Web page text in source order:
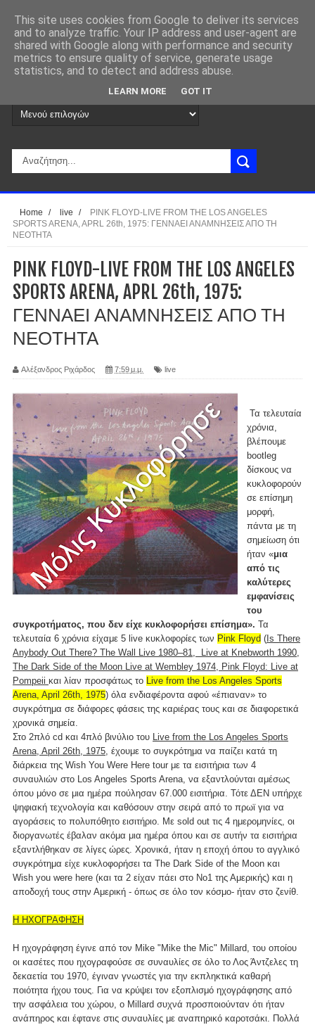
Home / live /
PINK FLOYD-LIVE FROM THE LOS ANGELES
SPORTS ARENA, APRL 26th, 1975: ΓΕΝΝΑΕΙ ΑΝΑΜΝΗΣΕΙΣ ΑΠΟ ΤΗ
ΝΕΟΤΗΤΑ
PINK FLOYD-LIVE FROM THE LOS ANGELES
SPORTS ARENA, APRL 26th, 1975:
ΓΕΝΝΑΕΙ ΑΝΑΜΝΗΣΕΙΣ ΑΠΟ ΤΗ
ΝΕΟΤΗΤΑ
Αλέξανδρος Ριχάρδος 7:59 μ.μ. live
Τα τελευταία
χρόνια,
βλέπουμε
bootleg
δίσκους να
κυκλοφορούν
σε επίσημη
μορφή,
πάντα με τη
σημείωση ότι
ήταν «μια
από τις
καλύτερες
εμφανίσεις
του
συγκροτήματος, που δεν είχε κυκλοφορήσει επίσημα». Τα
τελευταία 6 χρόνια είχαμε 5 live κυκλοφορίες των Pink Floyd ( Is There
Anybody Out There? The Wall Live 1980–81, Live at Knebworth 1990,
The Dark Side of the Moon Live at Wembley 1974, Pink Floyd: Live at
Pompeii και λίαν προσφάτως το Live from the Los Angeles Sports
Arena, April 26th, 1975) όλα ενδιαφέροντα αφού «έπιαναν» το
συγκρότημα σε διάφορες φάσεις της καριέρας τους και σε διαφορετικά
χρονικά σημεία.
Στο 2πλό cd και 4πλό βινύλιο του Live from the Los Angeles Sports
Arena, April 26th, 1975, έχουμε το συγκρότημα να παίζει κατά τη
διάρκεια της Wish You Were Here tour με τα εισιτήρια των 4
συναυλιών στο Los Angeles Sports Arena, να εξαντλούνται αμέσως
όπου μόνο σε μια ημέρα πούλησαν 67.000 εισιτήρια. Τότε ΔΕΝ υπήρχε
ψηφιακή τεχνολογία και καθόσουν στην σειρά από το πρωϊ για να
αγοράσεις το πολυπόθητο εισιτήριο. Με sold out τις 4 ημερομηνίες, οι
διοργανωτές έβαλαν ακόμα μια ημέρα όπου και σε αυτήν τα εισιτήρια
εξαντλήθηκαν σε λίγες ώρες. Χρονικά, ήταν η εποχή όπου το αγγλικό
συγκρότημα είχε κυκλοφορήσει τα The Dark Side of the Moon και
Wish you were here (και τα 2 είχαν πάει στο Νο1 της Αμερικής) και η
αποδοχή τους στην Αμερική - όπως σε όλο τον κόσμο- ήταν στο ζενίθ.
Η ΗΧΟΓΡΑΦΗΣΗ
Η ηχογράφηση έγινε από τον Mike "Mike the Mic" Millard, του οποίου
οι κασέτες που ηχογραφούσε σε συναυλίες σε όλο το Λος Άντζελες τη
δεκαετία του 1970, έγιναν γνωστές για την εκπληκτικά καθαρή
ποιότητα ήχου τους. Για να κρύψει τον εξοπλισμό ηχογράφησης από
την ασφάλεια του χώρου, ο Millard συχνά προσποιούνταν ότι ήταν
ανάπηρος και έφτανε στις συναυλίες με αναπηρικό καροτσάκι. Πολλά
This site uses cookies from Google to deliver its services
and to analyze traffic. Your IP address and user-agent are
shared with Google along with performance and security
metrics to ensure quality of service, generate usage
statistics, and to detect and address abuse.
LEARN MORE GOT IT